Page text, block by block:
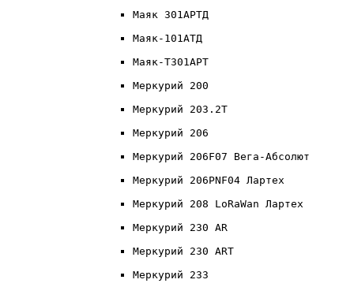
Маяк 301АРТД
Маяк-101АТД
Маяк-T301АРТ
Меркурий 200
Меркурий 203.2Т
Меркурий 206
Меркурий 206F07 Вега-Абсолют
Меркурий 206PNF04 Лартех
Меркурий 208 LoRaWan Лартех
Меркурий 230 AR
Меркурий 230 ART
Меркурий 233